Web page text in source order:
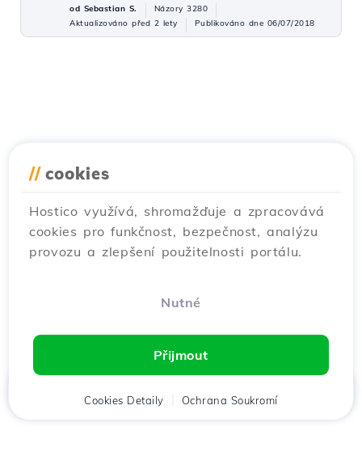
od Sebastian S.
Názory 3280
Aktualizováno před 2 lety
Publikováno dne 06/07/2018
// cookies
Hostico využívá, shromažďuje a zpracovává
cookies pro funkčnost, bezpečnost, analýzu
provozu a zlepšení použitelnosti portálu.
Nutné
Přijmout
Cookies Detaily Ochrana Soukromí
Klient Košík Chat